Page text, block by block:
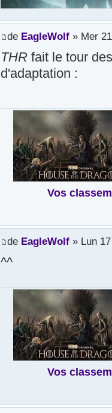
de EagleWolf» Mer
THRfait le tour
d'adaptation :
Vos
de EagleWolf» Lun 17
^^
Vos